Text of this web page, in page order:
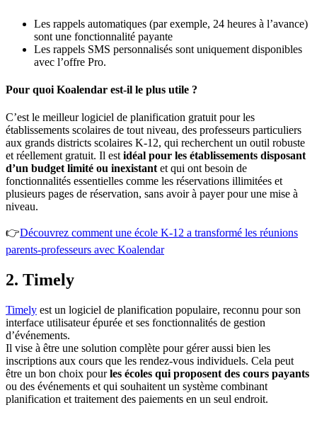
Les rappels automatiques (par exemple, 24 heures à l’avance)
sont une fonctionnalité payante
Les rappels SMS personnalisés sont uniquement disponibles
avec l’offre Pro.
Pour quoi Koalendar est-il le plus utile ?
C’est le meilleur logiciel de planification gratuit pour les
établissements scolaires de tout niveau, des professeurs particuliers
aux grands districts scolaires K-12, qui recherchent un outil robuste
et réellement gratuit. Il est idéal pour les établissements disposant
d’un budget limité ou inexistant et qui ont besoin de
fonctionnalités essentielles comme les réservations illimitées et
plusieurs pages de réservation, sans avoir à payer pour une mise à
niveau.
👉Découvrez comment une école K-12 a transformé les réunions
parents-professeurs avec Koalendar
2. Timely
Timely est un logiciel de planification populaire, reconnu pour son
interface utilisateur épurée et ses fonctionnalités de gestion
d’événements.
Il vise à être une solution complète pour gérer aussi bien les
inscriptions aux cours que les rendez-vous individuels. Cela peut
être un bon choix pourles écoles qui proposent des cours payants
ou des événements et qui souhaitent un système combinant
planification et traitement des paiements en un seul endroit.